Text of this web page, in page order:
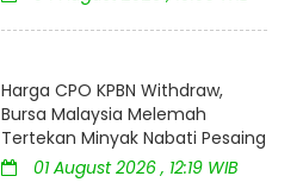
Harga CPO KPBN Withdraw,
Bursa Malaysia Melemah
Tertekan Minyak Nabati Pesaing
01 August 2026 , 12:19 WIB